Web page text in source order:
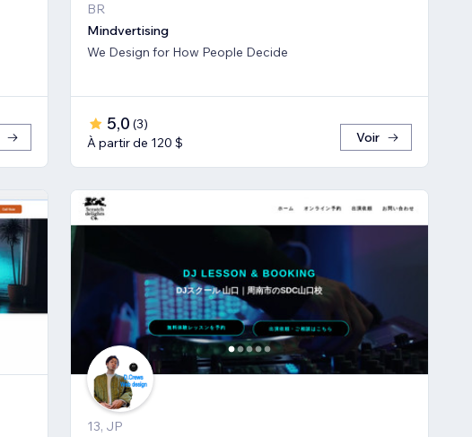
BR
Mindvertising
We Design for How People Decide
5,0 (3)
À partir de 120 $
Voir
13, JP